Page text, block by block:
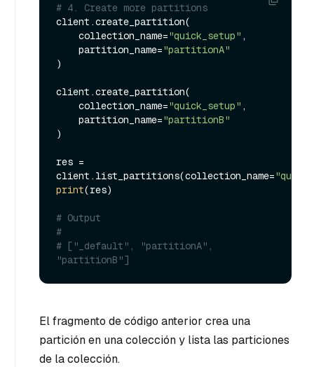
# 4. Create more partitions
client.create_partition(
    collection_name=
"quick_setup" ,
    partition_name=
"partitionA"
)
client.create_partition(
    collection_name=
"quick_setup" ,
    partition_name=
"partitionB"
)
res =
client.list_partitions(collection_name=
print(res)
# Output
#
# ["_default", "partitionA",
"partitionB"]
El fragmento de código anterior crea una
partición en una colección y lista las particiones
de la colección.